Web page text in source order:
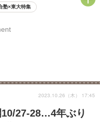
塾×東大特集
相談会
27-28…4年ぶり
2023.10.26（木） 17:45